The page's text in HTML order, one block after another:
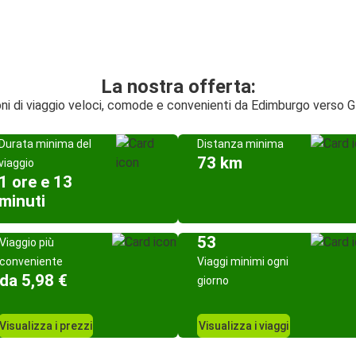
La nostra offerta:
di viaggio veloci, comode e convenienti da Edimburgo verso
Durata minima del
1 ore e 13
minuti
Distanza minima
73 km
Viaggio più
conveniente
da 5,98 €
Visualizza i prezzi
53
Viaggi minimi ogni
giorno
Visualizza i viaggi